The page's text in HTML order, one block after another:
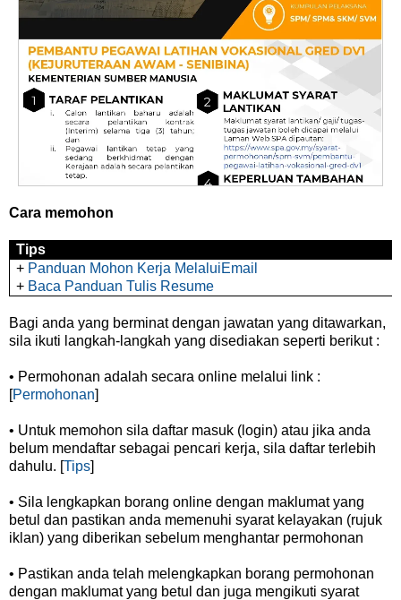
Cara memohon
Tips
+ Panduan Mohon Kerja MelaluiEmail
+ Baca Panduan Tulis Resume
Bagi anda yang berminat dengan jawatan yang ditawarkan,
sila ikuti langkah-langkah yang disediakan seperti berikut :
• Permohonan adalah secara online melalui link :
[Permohonan]
• Untuk memohon sila daftar masuk (login) atau jika anda
belum mendaftar sebagai pencari kerja, sila daftar terlebih
dahulu. [Tips]
• Sila lengkapkan borang online dengan maklumat yang
betul dan pastikan anda memenuhi syarat kelayakan (rujuk
iklan) yang diberikan sebelum menghantar permohonan
• Pastikan anda telah melengkapkan borang permohonan
dengan maklumat yang betul dan juga mengikuti syarat